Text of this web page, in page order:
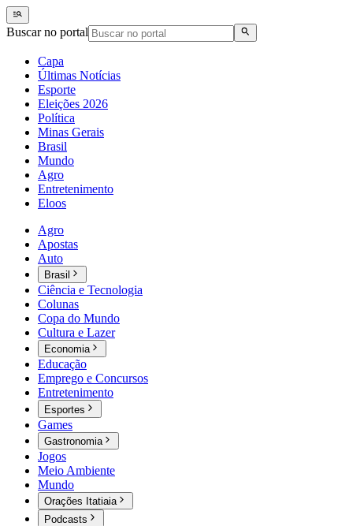
Buscar no portal
Capa
Últimas Notícias
Esporte
Eleições 2026
Política
Minas Gerais
Brasil
Mundo
Agro
Entretenimento
Eloos
Agro
Apostas
Auto
Brasil
Ciência e Tecnologia
Colunas
Copa do Mundo
Cultura e Lazer
Economia
Educação
Emprego e Concursos
Entretenimento
Esportes
Games
Gastronomia
Jogos
Meio Ambiente
Mundo
Orações Itatiaia
Podcasts